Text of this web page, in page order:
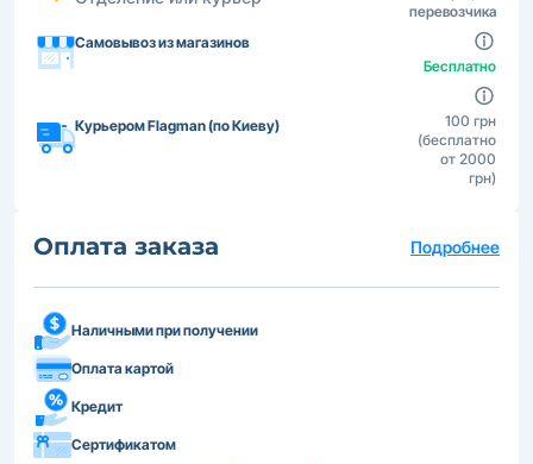
перевозчика
Самовывоз из магазинов
Бесплатно
Курьером Flagman (по Киеву)
100 грн
(бесплатно
от 2000
грн)
Оплата заказа Подробнее
Наличными при получении
Оплата картой
Кредит
Сертификатом